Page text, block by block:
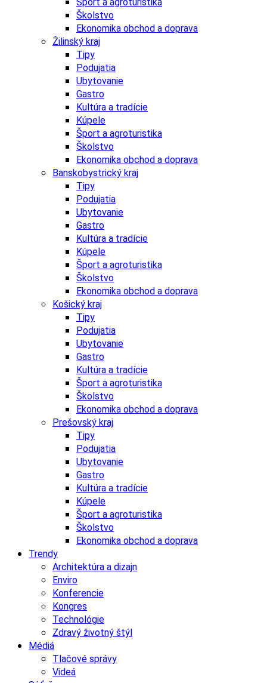
Školstvo
Ekonomika obchod a doprava
Žilinský kraj
Tipy
Podujatia
Ubytovanie
Gastro
Kultúra a tradície
Kúpele
Šport a agroturistika
Školstvo
Ekonomika obchod a doprava
Banskobystrický kraj
Tipy
Podujatia
Ubytovanie
Gastro
Kultúra a tradície
Kúpele
Šport a agroturistika
Školstvo
Ekonomika obchod a doprava
Košický kraj
Tipy
Podujatia
Ubytovanie
Gastro
Kultúra a tradície
Šport a agroturistika
Školstvo
Ekonomika obchod a doprava
Prešovský kraj
Tipy
Podujatia
Ubytovanie
Gastro
Kultúra a tradície
Kúpele
Šport a agroturistika
Školstvo
Ekonomika obchod a doprava
Trendy
Architektúra a dizajn
Enviro
Konferencie
Kongres
Technológie
Zdravý životný štýl
Médiá
Tlačové správy
Videá